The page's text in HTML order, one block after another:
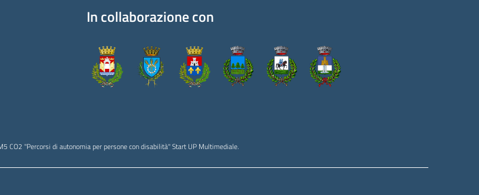
In collaborazione con
CO2 "Percorsi di autonomia per persone con disabilità" Start UP Multimediale.